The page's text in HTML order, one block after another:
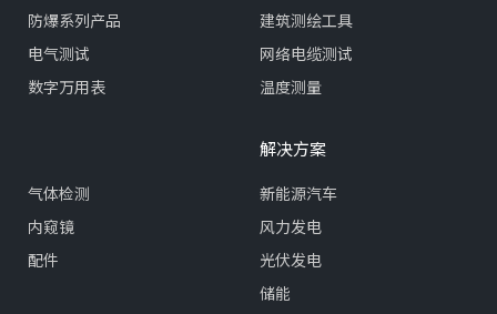
防爆系列产品
电气测试
数字万用表
建筑测绘工具
网络电缆测试
温度测量
气体检测
内窥镜
配件
解决方案
新能源汽车
风力发电
光伏发电
储能